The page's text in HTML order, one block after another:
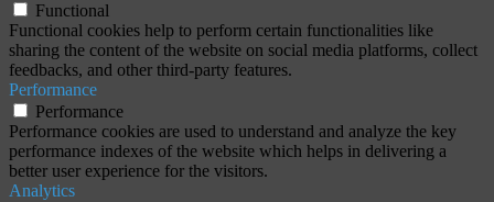
Functional
Functional cookies help to perform certain functionalities like
sharing the content of the website on social media platforms, collect
feedbacks, and other third-party features.
Performance
Performance
Performance cookies are used to understand and analyze the key
performance indexes of the website which helps in delivering a
better user experience for the visitors.
Analytics